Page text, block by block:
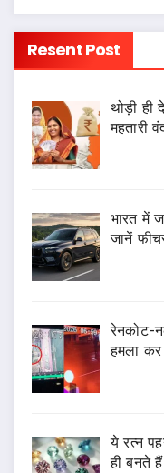
Resent Post
थोड़ी ही
महतारी
भारत में
जानें
रेनकोट-
हमला
ये रत्न
ही बनते